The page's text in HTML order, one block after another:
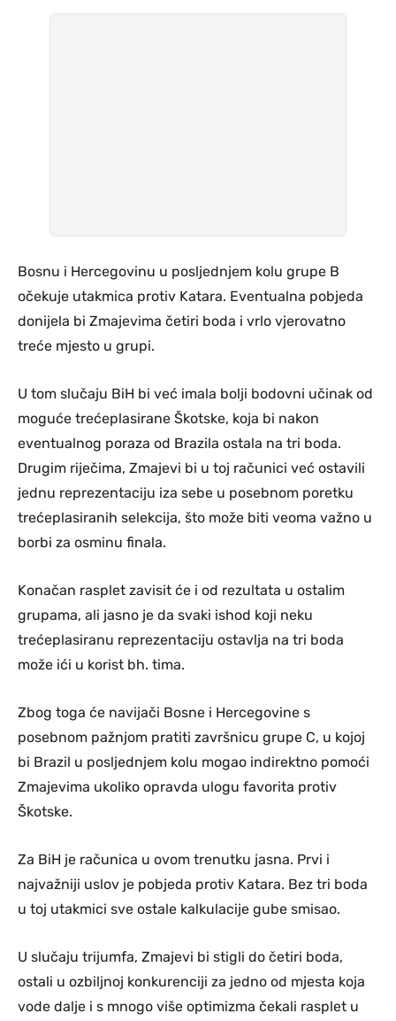
Bosnu i Hercegovinu u posljednjem kolu grupe B
očekuje utakmica protiv Katara. Eventualna pobjeda
donijela bi Zmajevima četiri boda i vrlo vjerovatno
treće mjesto u grupi.
U tom slučaju BiH bi već imala bolji bodovni učinak od
moguće trećeplasirane Škotske, koja bi nakon
eventualnog poraza od Brazila ostala na tri boda.
Drugim riječima, Zmajevi bi u toj računici već ostavili
jednu reprezentaciju iza sebe u posebnom poretku
trećeplasiranih selekcija, što može biti veoma važno u
borbi za osminu finala.
Konačan rasplet zavisit će i od rezultata u ostalim
grupama, ali jasno je da svaki ishod koji neku
trećeplasiranu reprezentaciju ostavlja na tri boda
može ići u korist bh. tima.
Zbog toga će navijači Bosne i Hercegovine s
posebnom pažnjom pratiti završnicu grupe C, u kojoj
bi Brazil u posljednjem kolu mogao indirektno pomoći
Zmajevima ukoliko opravda ulogu favorita protiv
Škotske.
Za BiH je računica u ovom trenutku jasna. Prvi i
najvažniji uslov je pobjeda protiv Katara. Bez tri boda
u toj utakmici sve ostale kalkulacije gube smisao.
U slučaju trijumfa, Zmajevi bi stigli do četiri boda,
ostali u ozbiljnoj konkurenciji za jedno od mjesta koja
vode dalje i s mnogo više optimizma čekali rasplet u